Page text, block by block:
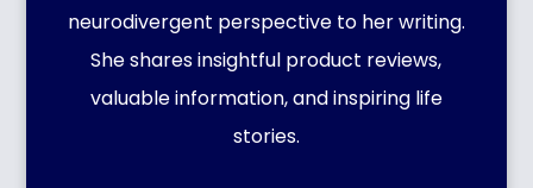
neurodivergent perspective to her writing.
She shares insightful product reviews,
valuable information, and inspiring life
stories.